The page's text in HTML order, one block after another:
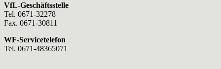
VfL-Geschäftsstelle
Tel. 0671-32278
Fax. 0671-30811
WF-Servicetelefon
Tel. 0671-48365071